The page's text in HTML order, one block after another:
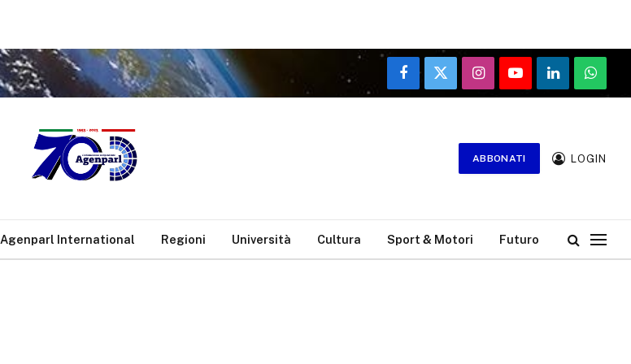
Facebook
X
(Twitter)
InstagramYouTubeLinkedIn
ABBONATI LOGIN
Agenparl International Regioni Università Cultura Sport & Motori Futuro